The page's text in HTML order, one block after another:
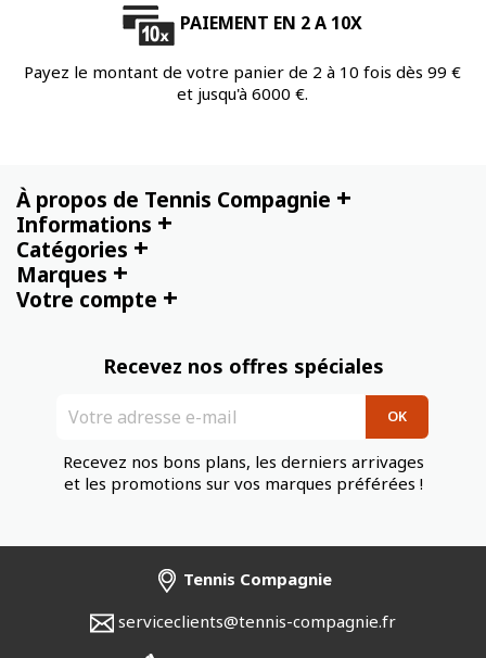
PAIEMENT EN 2 A 10X
Payez le montant de votre panier de 2 à 10 fois dès 99 €
et jusqu'à 6000 €.
À propos de Tennis Compagnie +
Informations +
Catégories +
Marques +
Votre compte +
Recevez nos offres spéciales
Recevez nos bons plans, les derniers arrivages
et les promotions sur vos marques préférées !
Tennis Compagnie
serviceclients@tennis-compagnie.fr